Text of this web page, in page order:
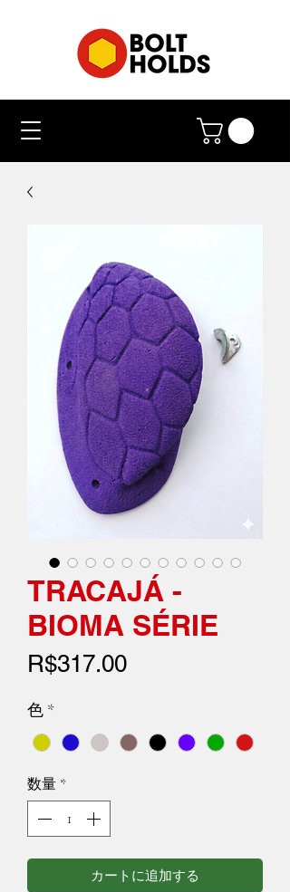
TRACAJÁ -
BIOMA SÉRIE
R$317.00価
色 *
数量 *
カートに追加する